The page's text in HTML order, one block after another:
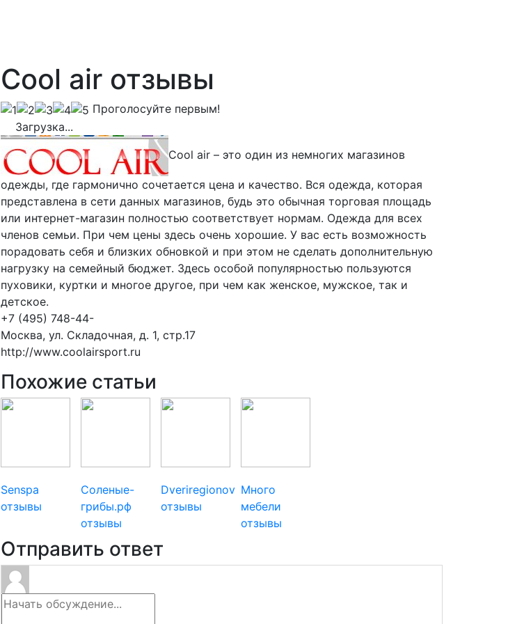
Cool air отзывы
Проголосуйте первым!
Загрузка...
Cool air – это один из немногих магазинов
одежды, где гармонично сочетается цена и качество. Вся одежда, которая
представлена в сети данных магазинов, будь это обычная торговая площадь
или интернет-магазин полностью соответствует нормам. Одежда для всех
членов семьи. При чем цены здесь очень хорошие. У вас есть возможность
порадовать себя и близких обновкой и при этом не сделать дополнительную
нагрузку на семейный бюджет. Здесь особой популярностью пользуются
пуховики, куртки и многое другое, при чем как женское, мужское, так и
детское.
+7 (495) 748-44-
Москва, ул. Складочная, д. 1, стр.17
http://www.coolairsport.ru
Похожие статьи
Senspa
отзывы
Соленые-
грибы.рф
отзывы
Dveriregionov
отзывы
Много
мебели
отзывы
Отправить ответ